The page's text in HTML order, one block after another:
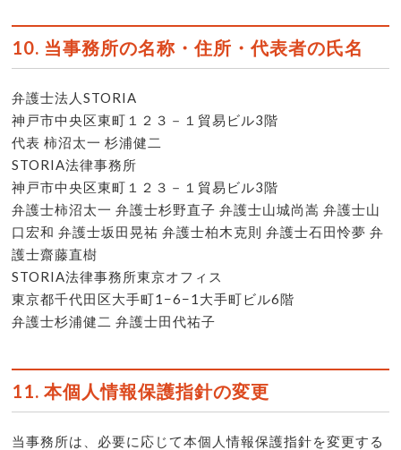
10. 当事務所の名称・住所・代表者の氏名
弁護士法人STORIA
神戸市中央区東町１２３－１貿易ビル3階
代表 柿沼太一 杉浦健二
STORIA法律事務所
神戸市中央区東町１２３－１貿易ビル3階
弁護士柿沼太一 弁護士杉野直子 弁護士山城尚嵩 弁護士山
口宏和 弁護士坂田晃祐 弁護士柏木克則 弁護士石田怜夢 弁
護士齋藤直樹
STORIA法律事務所東京オフィス
東京都千代田区大手町1−6−1大手町ビル6階
弁護士杉浦健二 弁護士田代祐子
11. 本個人情報保護指針の変更
当事務所は、必要に応じて本個人情報保護指針を変更する